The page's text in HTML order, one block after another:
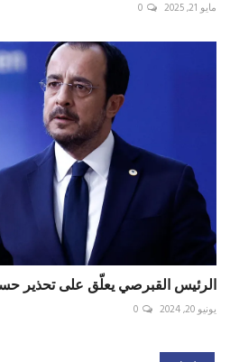
مايو 21, 2025 0
الرئيس القبرصي يعلّق على تحذير
يونيو 20, 2024 0